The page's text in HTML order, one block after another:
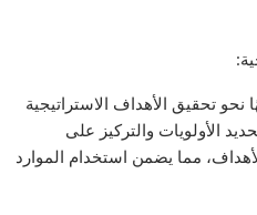
تحقيق الأهداف الاستراتيجية
الأولويات والتركيز على
مما يضمن استخدام الموارد